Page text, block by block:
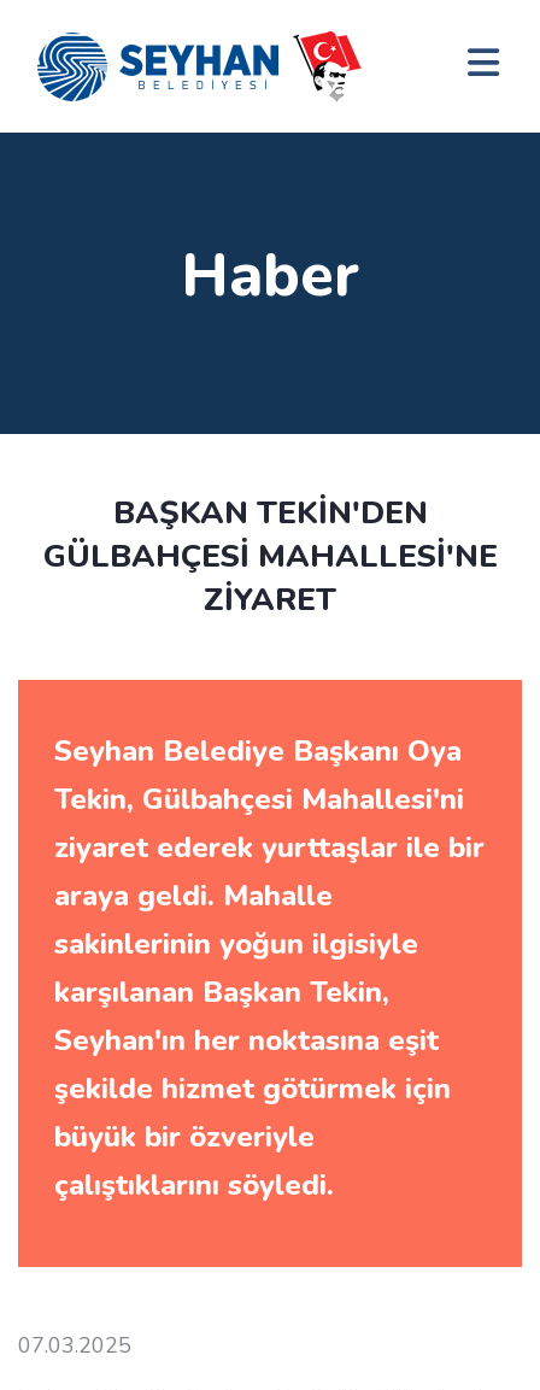
Haber
BAŞKAN TEKİN'DEN
GÜLBAHÇESİ MAHALLESİ'NE
ZİYARET
Seyhan Belediye Başkanı Oya
Tekin, Gülbahçesi Mahallesi'ni
ziyaret ederek yurttaşlar ile bir
araya geldi. Mahalle
sakinlerinin yoğun ilgisiyle
karşılanan Başkan Tekin,
Seyhan'ın her noktasına eşit
şekilde hizmet götürmek için
büyük bir özveriyle
çalıştıklarını söyledi.
07.03.2025